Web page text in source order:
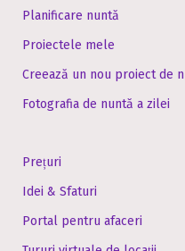
Planificare nuntă
Proiectele mele
Creează un nou proiect de
Fotografia de nuntă a zilei
Prețuri
Idei & Sfaturi
Portal pentru afaceri